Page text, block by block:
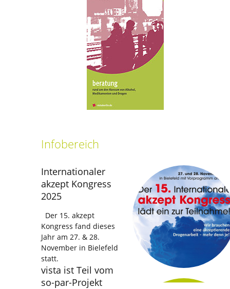
Infobereich
Internationaler
akzept Kongress
2025
Der 15. akzept
Kongress fand dieses
Jahr am 27. & 28.
November in Bielefeld
statt.
vista ist Teil vom
so-par-Projekt